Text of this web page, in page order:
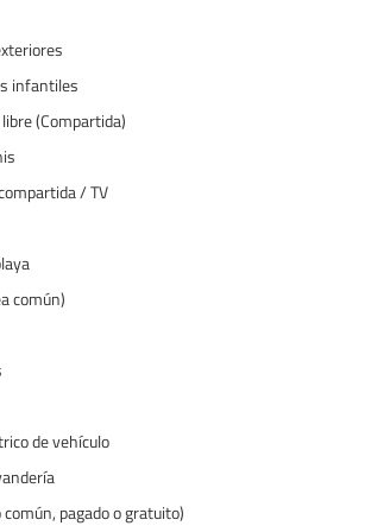
infantiles
(Compartida)
/ TV
común)
de vehículo
pagado o gratuito)